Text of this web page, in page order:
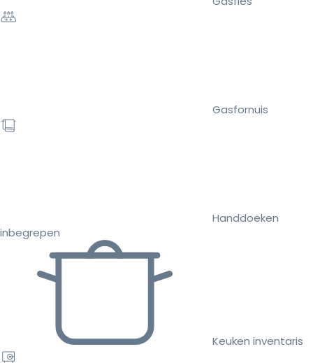
Gasfornuis
Handdoeken
inbegrepen
Keuken inventaris